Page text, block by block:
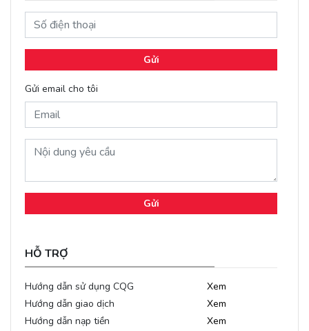
Gửi
Gửi email cho tôi
Gửi
HỖ TRỢ
Hướng dẫn sử dụng CQG
Xem
Hướng dẫn giao dịch
Xem
Hướng dẫn nạp tiền
Xem